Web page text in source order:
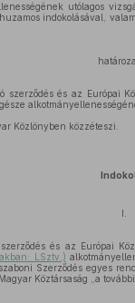
utólagos
indokolásával,
és az Európai
Közlönyben közzéteszi.
I.
és az Európai
LSztv.)
Szerződés egyes
Köztársaság „a